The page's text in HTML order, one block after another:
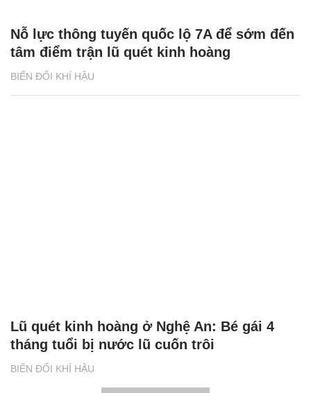
BIẾN ĐỔI KHÍ HẬU
Nỗ lực thông tuyến quốc lộ 7A để sớm đến
tâm điểm trận lũ quét kinh hoàng
BIẾN ĐỔI KHÍ HẬU
Lũ quét kinh hoàng ở Nghệ An: Bé gái 4
tháng tuổi bị nước lũ cuốn trôi